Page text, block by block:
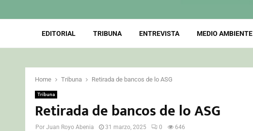
EDITORIAL TRIBUNA ENTREVISTA MEDIO AMBIENTE
Home Tribuna Retirada de bancos de lo ASG
Tribuna
Retirada de bancos de lo ASG
Por Juan Royo Abenia 31 marzo, 2025 0 646